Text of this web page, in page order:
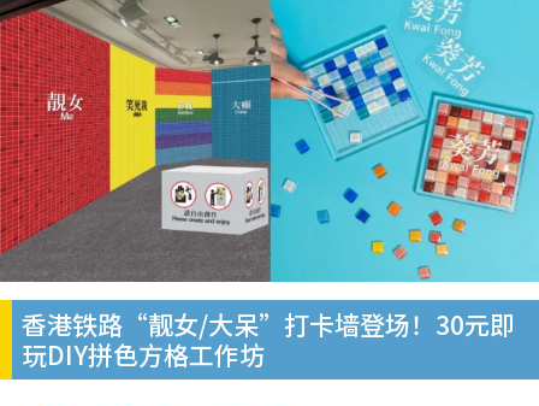
香港铁路“靓女/大呆”打卡墙登场！30元即
玩DIY拼色方格工作坊